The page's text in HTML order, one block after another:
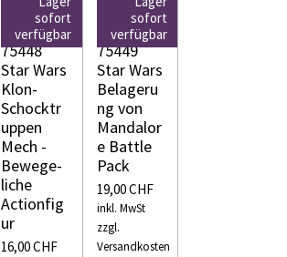
sofort
verfügbar
LEGO
75448
Star Wars
Klon-
Schocktr
uppen
Mech -
Bewege­
liche
Actionfig
ur
16,00 CHF
sofort
verfügbar
LEGO
75449
Star Wars
Belageru
ng von
Mandalor
e Battle
Pack
19,00 CHF
inkl. MwSt
zzgl.
Versandkosten